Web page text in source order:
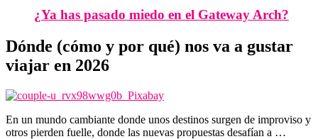
¿Ya has pasado miedo en el Gateway Arch?
Dónde (cómo y por qué) nos va a gustar
viajar en 2026
En un mundo cambiante donde unos destinos surgen de improviso y
otros pierden fuelle, donde las nuevas propuestas desafían a …